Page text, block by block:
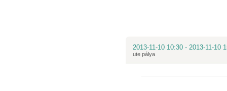
2013-11-10 10:30 - 2013-11-10
ute pálya